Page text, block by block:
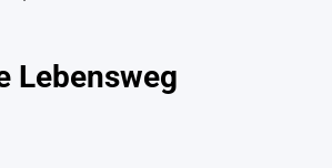
Lebensweg